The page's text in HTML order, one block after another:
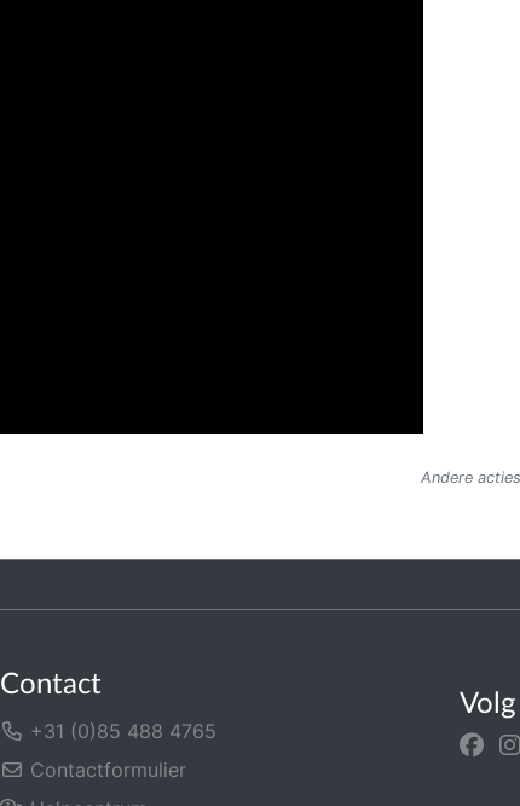
Andere
Contact
+31 (0)85 488 4765
Contactformulier